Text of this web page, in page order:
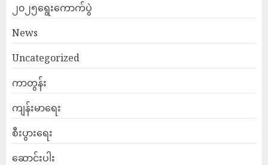
၂၀၂၅ရွေးကောက်ပွဲ
News
Uncategorized
ကာတွန်း
ကျန်းမာရေး
စီးပွားရေး
ဆောင်းပါး